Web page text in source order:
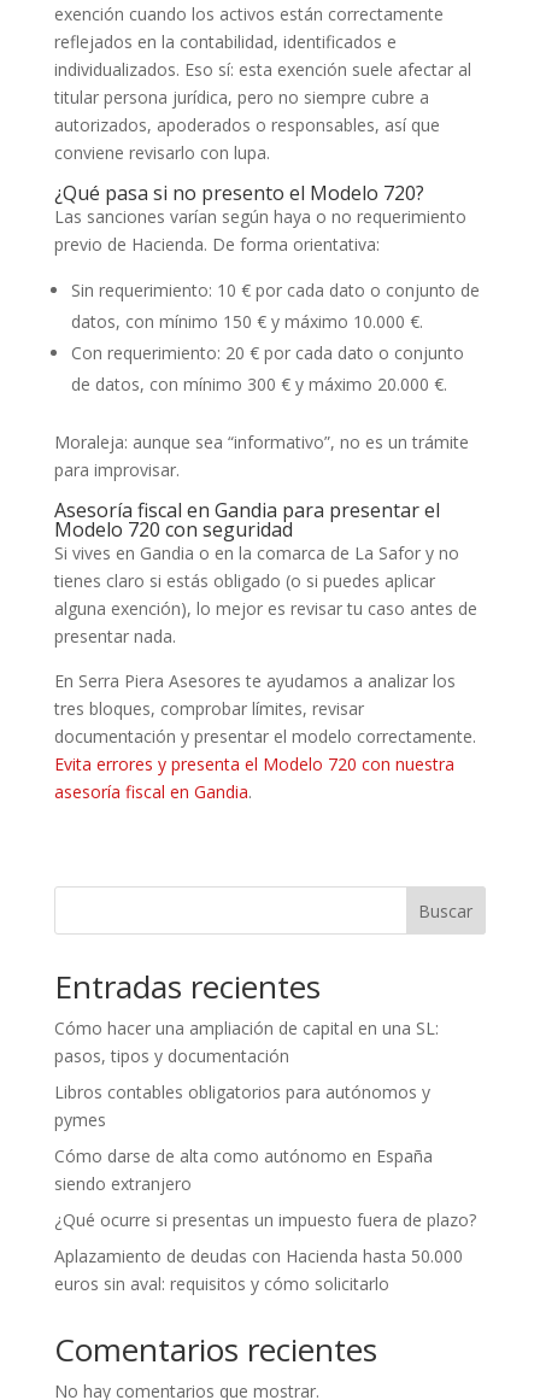
exención cuando los activos están correctamente
reflejados en la contabilidad, identificados e
individualizados. Eso sí: esta exención suele afectar al
titular persona jurídica, pero no siempre cubre a
autorizados, apoderados o responsables, así que
conviene revisarlo con lupa.
¿Qué pasa si no presento el Modelo 720?
Las sanciones varían según haya o no requerimiento
previo de Hacienda. De forma orientativa:
Sin requerimiento: 10 € por cada dato o conjunto de
datos, con mínimo 150 € y máximo 10.000 €.
Con requerimiento: 20 € por cada dato o conjunto
de datos, con mínimo 300 € y máximo 20.000 €.
Moraleja: aunque sea “informativo”, no es un trámite
para improvisar.
Asesoría fiscal en Gandia para presentar el
Modelo 720 con seguridad
Si vives en Gandia o en la comarca de La Safor y no
tienes claro si estás obligado (o si puedes aplicar
alguna exención), lo mejor es revisar tu caso antes de
presentar nada.
En Serra Piera Asesores te ayudamos a analizar los
tres bloques, comprobar límites, revisar
documentación y presentar el modelo correctamente.
Evita errores y presenta el Modelo 720 con nuestra
asesoría fiscal en Gandia.
Buscar
Entradas recientes
Cómo hacer una ampliación de capital en una SL:
pasos, tipos y documentación
Libros contables obligatorios para autónomos y
pymes
Cómo darse de alta como autónomo en España
siendo extranjero
¿Qué ocurre si presentas un impuesto fuera de plazo?
Aplazamiento de deudas con Hacienda hasta 50.000
euros sin aval: requisitos y cómo solicitarlo
Comentarios recientes
No hay comentarios que mostrar.